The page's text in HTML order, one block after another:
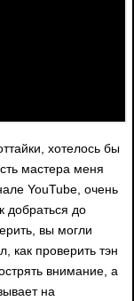
хотелось бы
мастера меня
YouTube, очень
добраться до
вы могли
как проверить тэн
внимание, а
на